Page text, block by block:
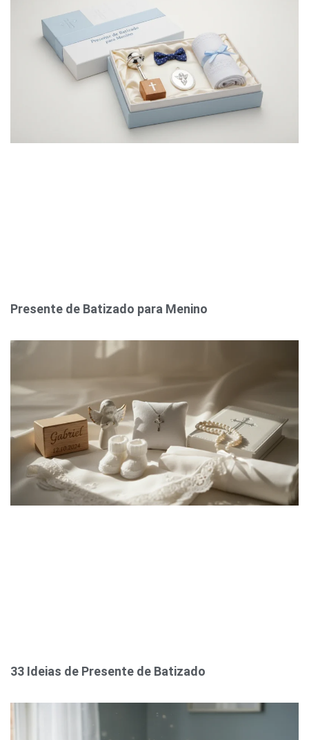
Presente de Batizado para Menino
33 Ideias de Presente de Batizado